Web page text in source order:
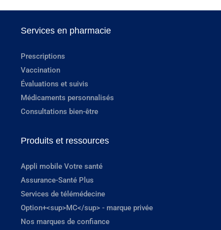
Services en pharmacie
Prescriptions
Vaccination
Évaluations et suivis
Médicaments personnalisés
Consultations bien-être
Produits et ressources
Appli mobile Votre santé
Assurance-Santé Plus
Services de télémédecine
Option+<sup>MC</sup> - marque privée
Nos marques de confiance